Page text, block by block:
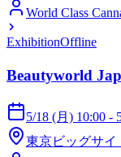
World Class
ExhibitionOffline
Beautyworld
5/18 (月) 10:00 -
東京ビッグサイ